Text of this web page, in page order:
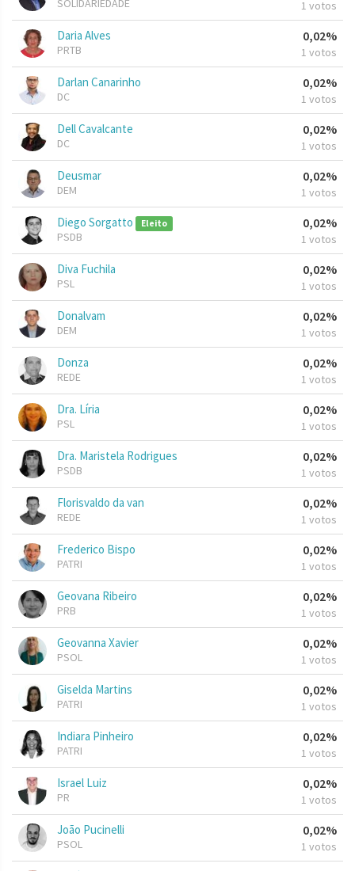
SOLIDARIEDADE 1 votos
Daria Alves
PRTB
0,02%
1 votos
Darlan Canarinho
DC
0,02%
1 votos
Dell Cavalcante
DC
0,02%
1 votos
Deusmar
DEM
0,02%
1 votos
Diego Sorgatto Eleito
PSDB
0,02%
1 votos
Diva Fuchila
PSL
0,02%
1 votos
Donalvam
DEM
0,02%
1 votos
Donza
REDE
0,02%
1 votos
Dra. Líria
PSL
0,02%
1 votos
Dra. Maristela Rodrigues
PSDB
0,02%
1 votos
Florisvaldo da van
REDE
0,02%
1 votos
Frederico Bispo
PATRI
0,02%
1 votos
Geovana Ribeiro
PRB
0,02%
1 votos
Geovanna Xavier
PSOL
0,02%
1 votos
Giselda Martins
PATRI
0,02%
1 votos
Indiara Pinheiro
PATRI
0,02%
1 votos
Israel Luiz
PR
0,02%
1 votos
João Pucinelli
PSOL
0,02%
1 votos